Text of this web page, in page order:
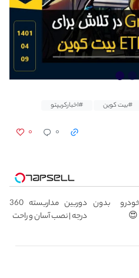
#بیت کوین #اخبارکریپتو
۰ ۰
بدون
دوربین مداربسته 360
درجه | نصب آسان و راحت